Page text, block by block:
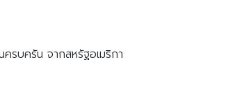
รบครัน จากสหรัฐอเมริกา